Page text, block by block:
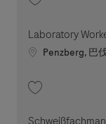
Laboratory
Location
Penzberg, 巴